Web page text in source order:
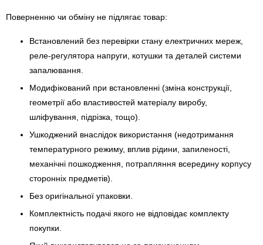
Поверненню чи обміну не підлягає товар:
Встановлений без перевірки стану електричних мереж,
реле-регулято­ра напруги, котушки та деталей системи
запалювання.
Модифікований при встановленні (зміна конструкції,
геометрії або властивостей матеріалу виробу,
шліфування, підрізка, тощо).
Ушкоджений внаслідок використання (недотримання
температурного режиму, вплив рідини, запиленості,
механічні пошкодження, потрапляння всередину корпусу
сторонніх предметів).
Без оригінальної упаковки.
Комплектність подачі якого не відповідає комплекту
покупки.